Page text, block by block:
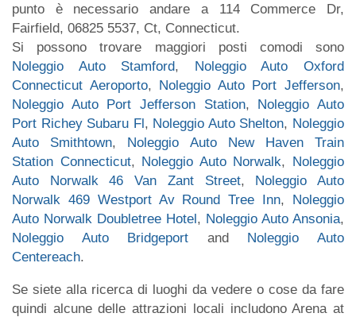
punto è necessario andare a 114 Commerce Dr,
Fairfield, 06825 5537, Ct, Connecticut.
Si possono trovare maggiori posti comodi sono
Noleggio Auto Stamford, Noleggio Auto Oxford
Connecticut Aeroporto, Noleggio Auto Port Jefferson,
Noleggio Auto Port Jefferson Station, Noleggio Auto
Port Richey Subaru Fl, Noleggio Auto Shelton, Noleggio
Auto Smithtown, Noleggio Auto New Haven Train
Station Connecticut, Noleggio Auto Norwalk, Noleggio
Auto Norwalk 46 Van Zant Street, Noleggio Auto
Norwalk 469 Westport Av Round Tree Inn, Noleggio
Auto Norwalk Doubletree Hotel, Noleggio Auto Ansonia,
Noleggio Auto Bridgeport and Noleggio Auto
Centereach.
Se siete alla ricerca di luoghi da vedere o cose da fare
quindi alcune delle attrazioni locali includono Arena at